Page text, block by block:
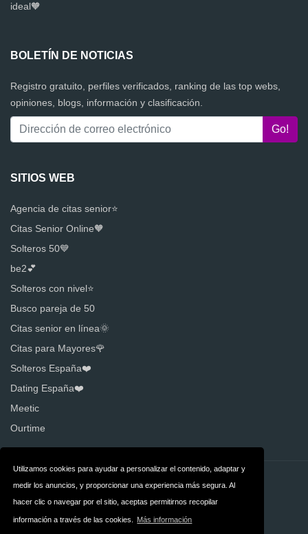
Utilizamos cookies para ayudar a personalizar el contenido, adaptar y
medir los anuncios, y proporcionar una experiencia más segura. Al
hacer clic o navegar por el sitio, aceptas permitirnos recopilar
información a través de las cookies. Más información
ideal🧡
BOLETÍN DE NOTICIAS
Registro gratuito, perfiles verificados, ranking de las top webs,
opiniones, blogs, información y clasificación.
SITIOS WEB
Agencia de citas senior⭐️
Citas Senior Online🧡
Solteros 50💙
be2💕
Solteros con nivel⭐️
Busco pareja de 50
Citas senior en línea🌞
Citas para Mayores🌹
Solteros España❤️
Dating España❤️
Meetic
Ourtime
Contacto Sobre nosotros
Privacidad Términos y